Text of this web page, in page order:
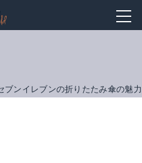
ブンイレブンの折りたたみ傘の魅